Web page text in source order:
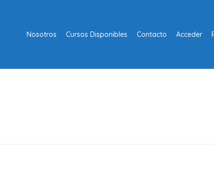
Nosotros Cursos Disponibles Contacto Acceder